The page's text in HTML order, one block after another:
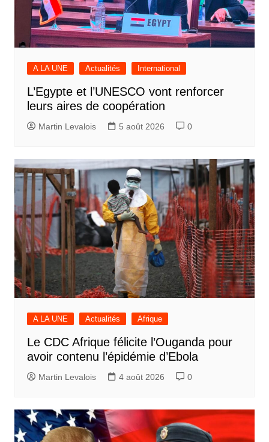
A LA UNE Actualités International
L’Egypte et l’UNESCO vont renforcer
leurs aires de coopération
Martin Levalois 5 août 2026 0
A LA UNE Actualités Afrique
Le CDC Afrique félicite l’Ouganda pour
avoir contenu l’épidémie d’Ebola
Martin Levalois 4 août 2026 0